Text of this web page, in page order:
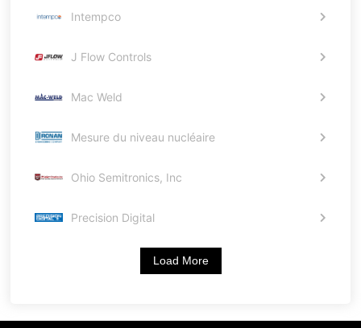
Intempco
J Flow Controls
Mac Weld
Mesure du niveau nucléaire
Ohio Semitronics, Inc
Precision Digital
Load More